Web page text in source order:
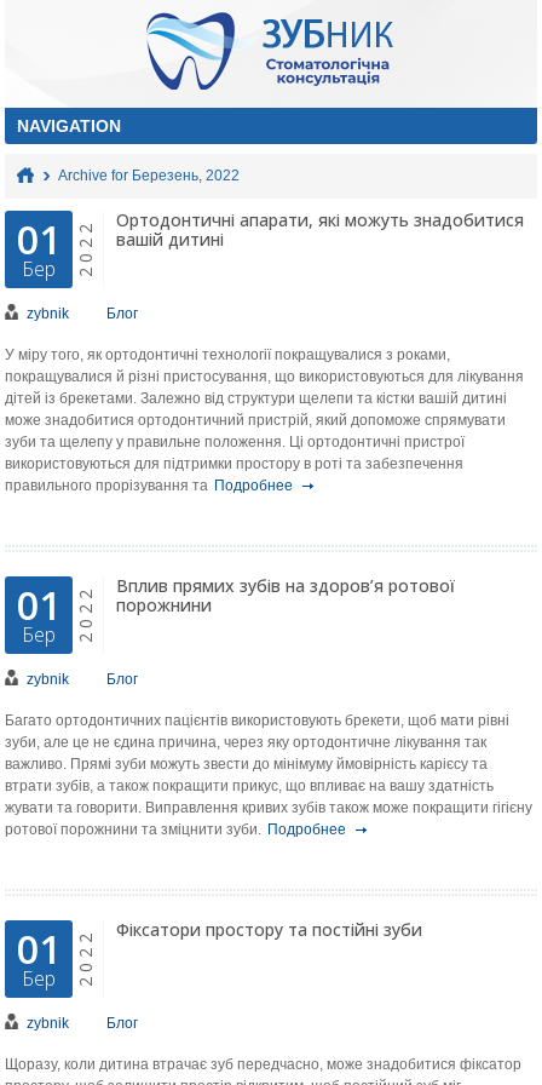
Archive for Березень, 2022
01
Бер 2022
Ортодонтичні апарати, які можуть знадобитися
вашій дитині
zybnik Блог
У міру того, як ортодонтичні технології покращувалися з роками,
покращувалися й різні пристосування, що використовуються для лікування
дітей із брекетами. Залежно від структури щелепи та кістки вашій дитині
може знадобитися ортодонтичний пристрій, який допоможе спрямувати
зуби та щелепу у правильне положення. Ці ортодонтичні пристрої
використовуються для підтримки простору в роті та забезпечення
правильного прорізування та Подробнее
01
Бер 2022
Вплив прямих зубів на здоров’я ротової
порожнини
zybnik Блог
Багато ортодонтичних пацієнтів використовують брекети, щоб мати рівні
зуби, але це не єдина причина, через яку ортодонтичне лікування так
важливо. Прямі зуби можуть звести до мінімуму ймовірність карієсу та
втрати зубів, а також покращити прикус, що впливає на вашу здатність
жувати та говорити. Виправлення кривих зубів також може покращити гігієну
ротової порожнини та зміцнити зуби. Подробнее
01
Бер 2022 Фіксатори простору та постійні зуби
zybnik Блог
Щоразу, коли дитина втрачає зуб передчасно, може знадобитися фіксатор